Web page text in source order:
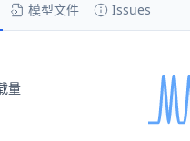
模型文件 Issues
量